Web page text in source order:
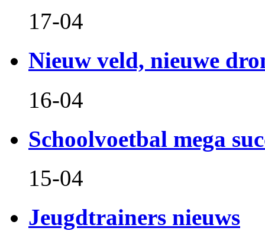
17-04
Nieuw veld, nieuwe
16-04
Schoolvoetbal mega
15-04
Jeugdtrainers nieuws